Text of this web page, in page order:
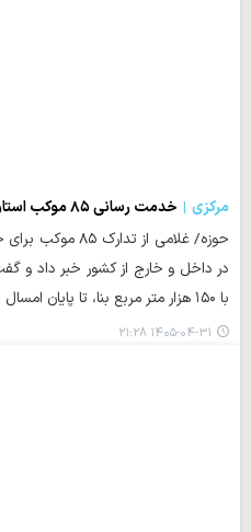
مرکزی
خدمت رسانی ۸۵ موکب استان مرکزی به زائران اربعین حسینی
حوزه/ غلامی از
در داخل و خارج از کشور خبر داد
با ۱۵۰ هزار متر مربع بنا، تا پایان امسال بهره‌برداری می‌شود.
۱۴۰۵-۰۴-۳۱ ۲۱:۲۸